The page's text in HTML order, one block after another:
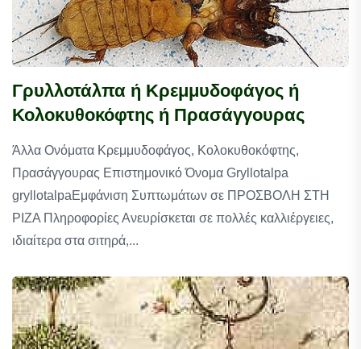
Γρυλλοτάλπα ή Κρεμμυδοφάγος ή
Κολοκυθοκόφτης ή Πρασάγγουρας
Άλλα Ονόματα Κρεμμυδοφάγος, Κολοκυθοκόφτης,
Πρασάγγουρας Επιστημονικό Όνομα Gryllotalpa
gryllotalpaΕμφάνιση Συπτωμάτων σε ΠΡΟΣΒΟΛΗ ΣΤΗ
ΡΙΖΑ Πληροφορίες Ανευρίσκεται σε πολλές καλλιέργειες,
ιδιαίτερα στα σιτηρά,...